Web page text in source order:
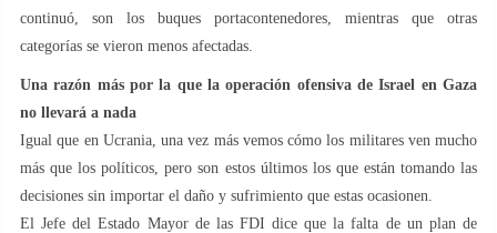
continuó, son los buques portacontenedores, mientras que otras
categorías se vieron menos afectadas.
Una razón más por la que la operación ofensiva de Israel en Gaza
no llevará a nada
Igual que en Ucrania, una vez más vemos cómo los militares ven mucho
más que los políticos, pero son estos últimos los que están tomando las
decisiones sin importar el daño y sufrimiento que estas ocasionen.
El Jefe del Estado Mayor de las FDI dice que la falta de un plan de